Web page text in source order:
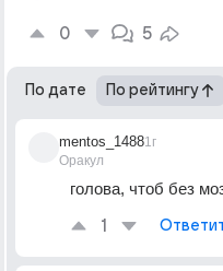
0 5
По дате По рейтингу
mentos_1488
Оракул
1г
голова, чтоб без
1